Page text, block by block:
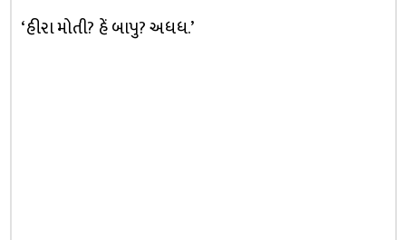
‘હીરા મોતી? હેં બાપુ? અધધ.’